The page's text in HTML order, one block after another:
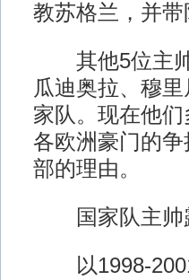
教苏格兰，并带
其他5位主帅
瓜迪奥拉、穆
家队。现在他
各欧洲豪门的
部的理由。
国家队主帅
以1998-2001